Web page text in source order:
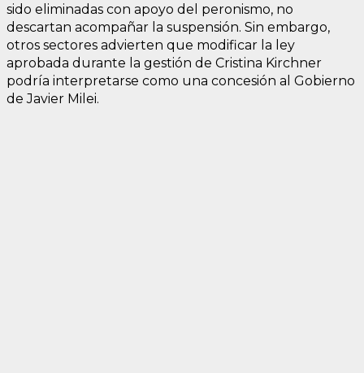
sido eliminadas con apoyo del peronismo, no
descartan acompañar la suspensión. Sin embargo,
otros sectores advierten que modificar la ley
aprobada durante la gestión de Cristina Kirchner
podría interpretarse como una concesión al Gobierno
de Javier Milei.